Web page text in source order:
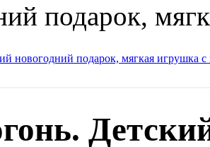
подарок,